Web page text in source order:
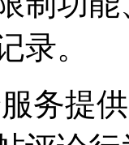
录。
务提